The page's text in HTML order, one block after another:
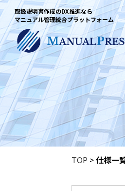
取扱説明書作成のDX推進なら
マニュアル管理統合プラットフォーム
TOP >仕様一